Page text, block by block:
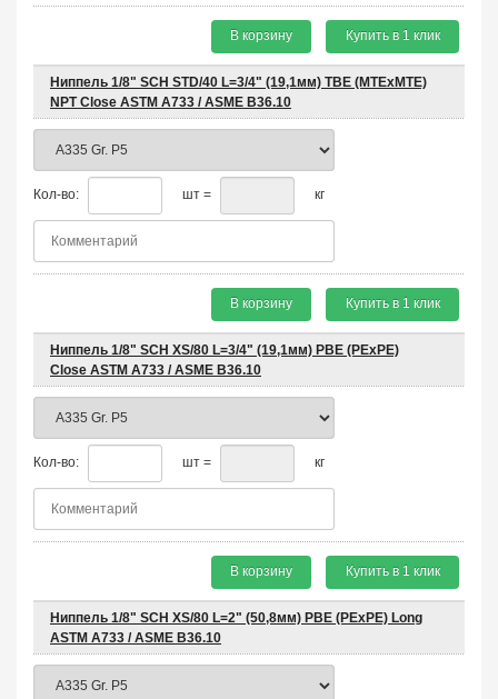
В корзину Купить в 1 клик
Ниппель 1/8" SCH STD/40 L=3/4" (19,1мм) TBE (MTEхMTE)
NPT Close ASTM A733 / ASME B36.10
Кол-во: шт = кг
В корзину Купить в 1 клик
Ниппель 1/8" SCH XS/80 L=3/4" (19,1мм) PBE (PEхPE)
Close ASTM A733 / ASME B36.10
Кол-во: шт = кг
В корзину Купить в 1 клик
Ниппель 1/8" SCH XS/80 L=2" (50,8мм) PBE (PEхPE) Long
ASTM A733 / ASME B36.10